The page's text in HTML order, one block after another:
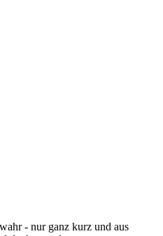
- nur ganz kurz und aus